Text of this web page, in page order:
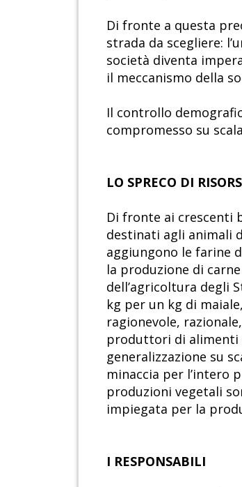
Di fronte a questa
strada da scegliere:
società diventa
il meccanismo della
Il controllo
compromesso su
LO SPRECO DI
Di fronte ai crescenti
destinati agli animali
aggiungono le farine
la produzione di
dell’agricoltura degli
kg per un kg di
ragionevole,
produttori di alimenti
generalizzazione su
minaccia per l’intero
produzioni vegetali
impiegata per la
I RESPONSABILI